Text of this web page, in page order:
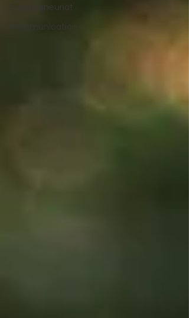
Entrepreneuriat
Communication